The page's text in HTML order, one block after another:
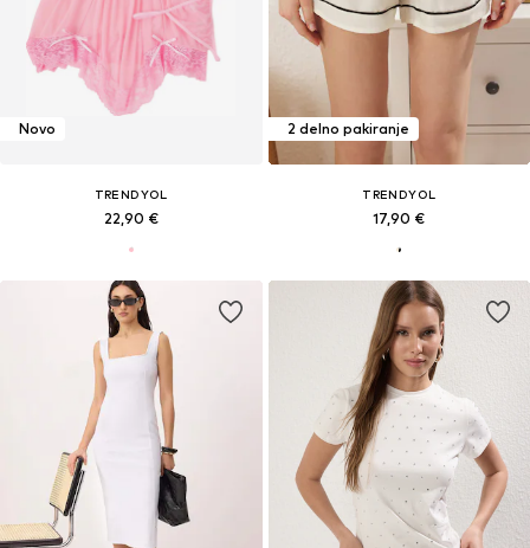
Novo
TRENDYOL
22,90 €
2 delno pakiranje
TRENDYOL
17,90 €